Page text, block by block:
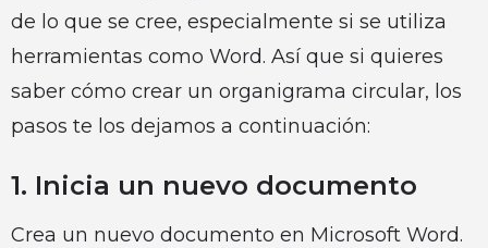
de lo que se cree, especialmente si se utiliza
herramientas como Word. Así que si quieres
saber cómo crear un organigrama circular, los
pasos te los dejamos a continuación:
1. Inicia un nuevo documento
Crea un nuevo documento en Microsoft Word.